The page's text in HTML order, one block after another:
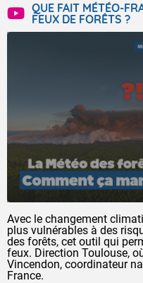
QUE FAIT MÉTÉO-
FEUX DE FORÊTS ?
Avec le changement
plus vulnérables à des
des forêts, cet outil qui
feux. Direction Toulouse,
Vincendon, coordinateur
France.